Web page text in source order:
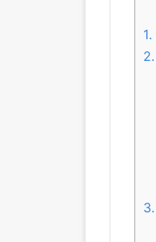
1.
2.
3.